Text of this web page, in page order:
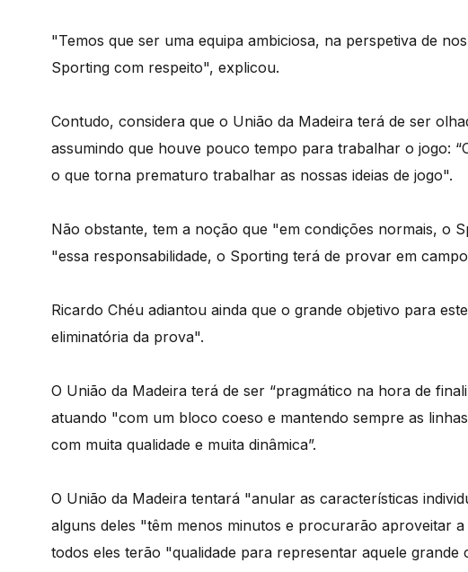
"Temos que ser uma equipa ambiciosa, na perspetiva de
Sporting com respeito", explicou.
Contudo, considera que o União da Madeira terá de ser
assumindo que houve pouco tempo para trabalhar o jogo:
o que torna prematuro trabalhar as nossas ideias de jogo".
Não obstante, tem a noção que "em condições normais, o
"essa responsabilidade, o Sporting terá de provar em
Ricardo Chéu adiantou ainda que o grande objetivo para
eliminatória da prova".
O União da Madeira terá de ser “pragmático na hora de
atuando "com um bloco coeso e mantendo sempre as
com muita qualidade e muita dinâmica”.
O União da Madeira tentará "anular as características
alguns deles "têm menos minutos e procurarão aproveitar
todos eles terão "qualidade para representar aquele grande